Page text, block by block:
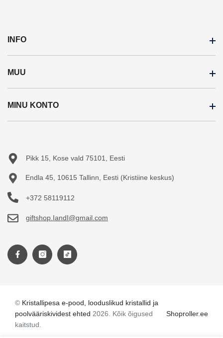
INFO
Inspiratsioon
Meist
Ostujuhend
MUU
Soodustooted
Uued tooted
MINU KONTO
Tellimuste ajalugu
Tellitud tooted
Pikk 15, Kose vald 75101, Eesti
Endla 45, 10615 Tallinn, Eesti (Kristiine keskus)
+372 58119112
giftshop.IandI@gmail.com
© Kristallipesa e-pood, looduslikud kristallid ja
poolvääriskividest ehted 2026. Kõik õigused
kaitstud.
Shoproller.ee